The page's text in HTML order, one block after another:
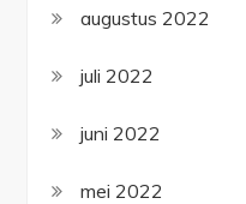
augustus 2022
juli 2022
juni 2022
mei 2022